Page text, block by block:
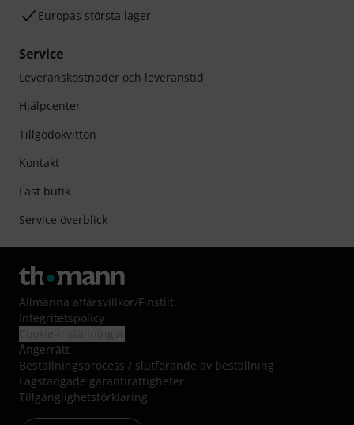
Europas största lager
Service
Leveranskostnader och leveranstid
Hjälpcenter
Tillgodokvitton
Kontakt
Fast butik
Service överblick
Allmänna affärsvillkor/Finstilt
Integritetspolicy
Ångerrätt
Beställningsprocess / slutförande av beställning
Lagstadgade garantirättigheter
Tillgänglighetsförklaring